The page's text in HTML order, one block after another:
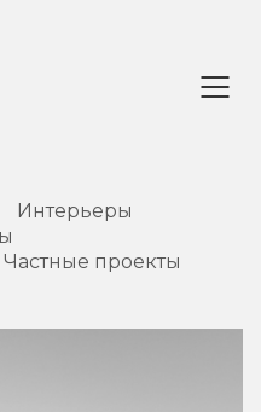
Интерьеры
Частные проекты